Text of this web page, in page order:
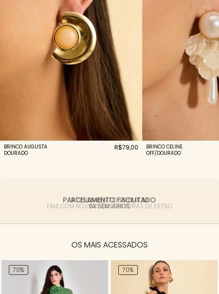
BRINCO AUGUSTA
DOURADO
R$79,00
BRINCO CELINE
OFF/DOURADO
PARCELAMENTO FACILITADO
6X SEM JUROS
OS MAIS ACESSADOS
70% 70%